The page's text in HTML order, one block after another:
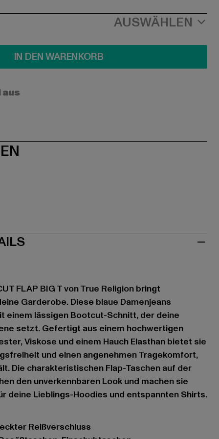
AUSWÄHLEN
IN DEN WARENKORB
FLAP BIG T von True Religion bringt
Garderobe. Diese blaue Damenjeans
einem lässigen Bootcut-Schnitt, der deine
setzt. Gefertigt aus einem hochwertigen
Viskose und einem Hauch Elasthan bietet sie
und einen angenehmen Tragekomfort,
Die charakteristischen Flap-Taschen auf der
den unverkennbaren Look und machen sie
deine Lieblings-Hoodies und entspannten Shirts.
Reißverschluss